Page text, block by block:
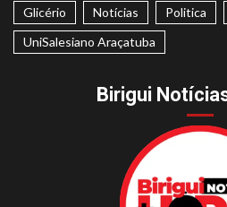
Glicério
Notícias Politica
UniSalesiano Araçatuba
Birigui